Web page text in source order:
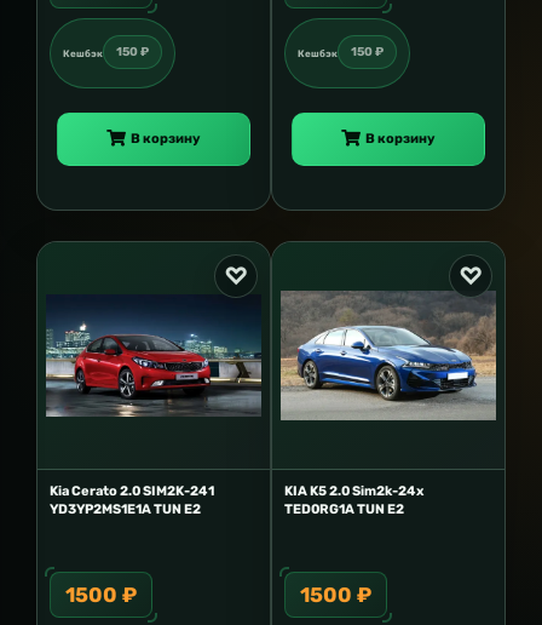
Кешбэк 150 ₽
В корзину
Кешбэк 150 ₽
В корзину
Kia Cerato 2.0 SIM2K-241
YD3YP2MS1E1A TUN E2
1500 ₽
KIA K5 2.0 Sim2k-24x
TED0RG1A TUN E2
1500 ₽